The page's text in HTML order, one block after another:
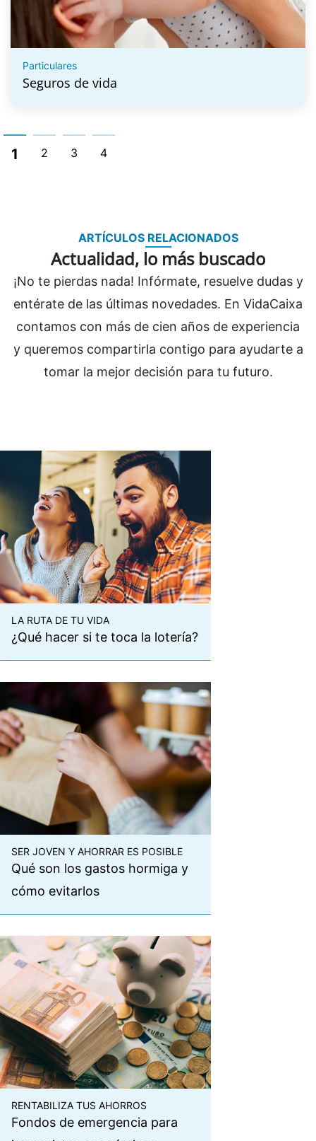
Particulares
Seguros de vida
1 2 3 4
ARTÍCULOS RELACIONADOS
Actualidad, lo más buscado
¡No te pierdas nada! Infórmate, resuelve dudas y
entérate de las últimas novedades. En VidaCaixa
contamos con más de cien años de experiencia
y queremos compartirla contigo para ayudarte a
tomar la mejor decisión para tu futuro.
LA RUTA DE TU VIDA
¿Qué hacer si te toca la lotería?
SER JOVEN Y AHORRAR ES POSIBLE
Qué son los gastos hormiga y
cómo evitarlos
RENTABILIZA TUS AHORROS
Fondos de emergencia para